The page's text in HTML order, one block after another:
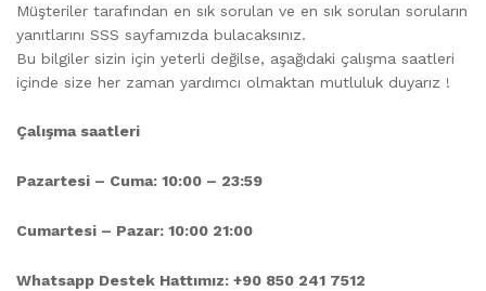
Müşteriler tarafından en sık sorulan ve en sık sorulan soruların
yanıtlarını SSS sayfamızda bulacaksınız.
Bu bilgiler sizin için yeterli değilse, aşağıdaki çalışma saatleri
içinde size her zaman yardımcı olmaktan mutluluk duyarız !
Çalışma saatleri
Pazartesi – Cuma: 10:00 – 23:59
Cumartesi – Pazar: 10:00 21:00
Whatsapp Destek Hattımız: +90 850 241 7512